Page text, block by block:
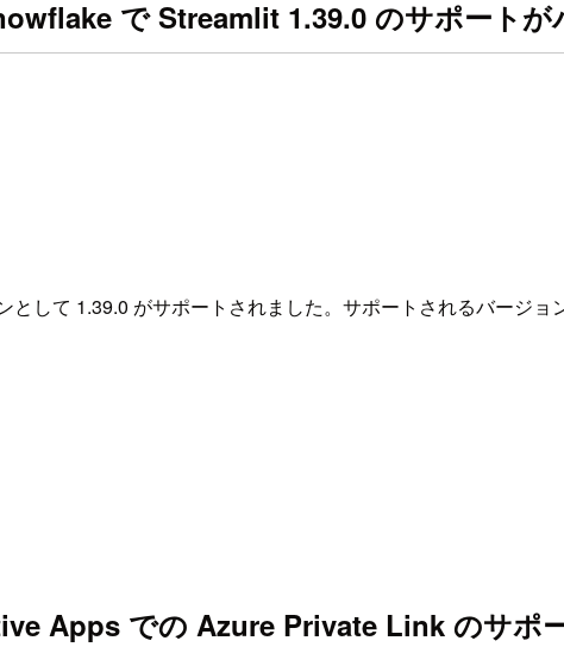
で Streamlit 1.39.0 のサポートが
して 1.39.0 がサポートされました。サポートされるバージ
Apps での Azure Private Link のサポ